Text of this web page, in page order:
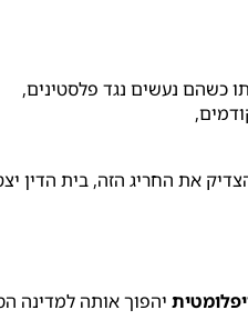
כשהם נעשים נגד פלסטינים,
את החריג הזה, בית
יהפוך אותה למדינה